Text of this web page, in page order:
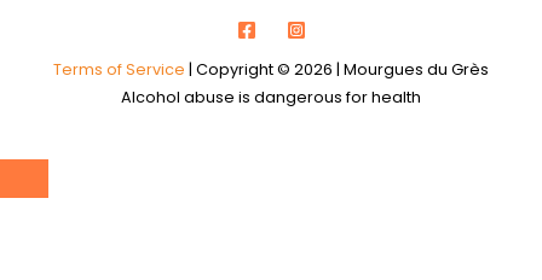
Terms of Service | Copyright © 2026 | Mourgues du Grès
Alcohol abuse is dangerous for health